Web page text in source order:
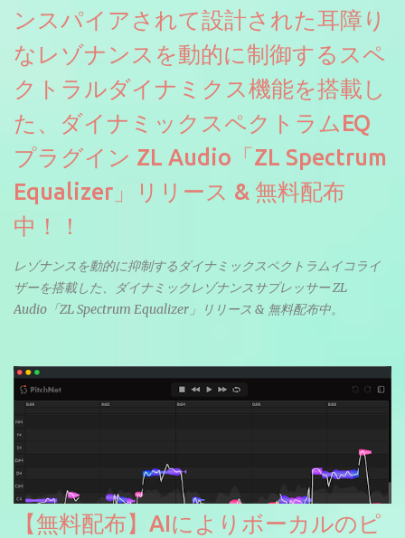
ンスパイアされて設計された耳障り
なレゾナンスを動的に制御するスペ
クトラルダイナミクス機能を搭載し
た、ダイナミックスペクトラムEQ
プラグイン ZL Audio「ZL Spectrum
Equalizer」リリース & 無料配布
中！！
レゾナンスを動的に抑制するダイナミックスペクトラムイコライ
ザーを搭載した、ダイナミックレゾナンスサプレッサー ZL
Audio「ZL Spectrum Equalizer」リリース & 無料配布中。
【無料配布】AIによりボーカルのピ